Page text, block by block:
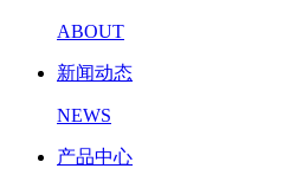
ABOUT
新闻动态
NEWS
产品中心